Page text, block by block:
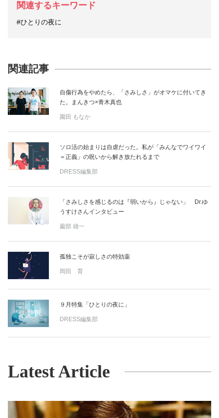
関連するキーワード
#ひとりの夜に
関連記事
自傷行為をやめたら、「さみしさ」がオマケに付いてき
た。まんきつ×青木真也
園田 もなか
ソロ活の始まりは自虐だった。私が「みんなでワイワイ
＝正義」の呪いから解き放たれるまで
DRESS編集部
「さみしさを感じるのは『弱いから』じゃない」 Dr.ゆ
うすけさんインタビュー
薗部 雄一
孤独こそが寂しさの特効薬
岡田 育
９月特集「ひとりの夜に」
DRESS編集部
Latest Article